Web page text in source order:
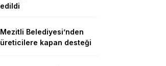
edildi
Mezitli Belediyesi’nden
üreticilere kapan desteği